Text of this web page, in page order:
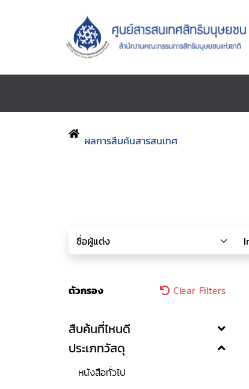
ผลการสืบค้นสารสนเทศ
ตัวกรอง Clear Filters
สืบค้นที่ไหนดี
ประเภทวัสดุ
หนังสือทั่วไป